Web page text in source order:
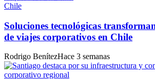
Chile
Soluciones tecnológicas
de viajes corporativos en Chile
Rodrigo BenítezHace 3 semanas